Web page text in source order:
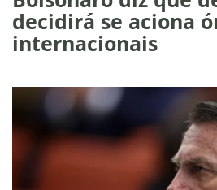
decidirá se aciona
internacionais